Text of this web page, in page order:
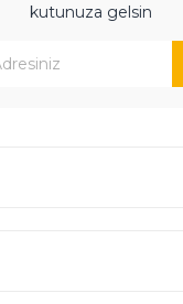
kutunuza gelsin